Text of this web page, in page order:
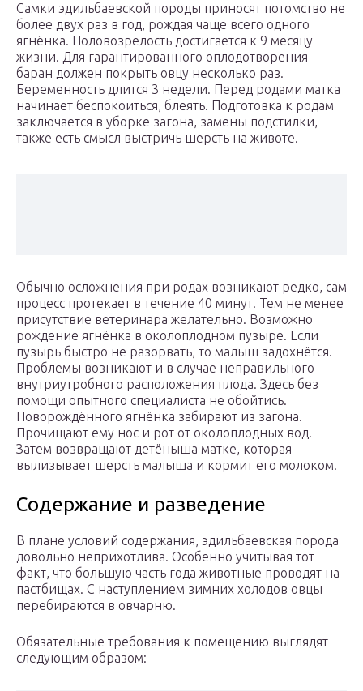
Самки эдильбаевской породы приносят потомство не
более двух раз в год, рождая чаще всего одного
ягнёнка. Половозрелость достигается к 9 месяцу
жизни. Для гарантированного оплодотворения
баран должен покрыть овцу несколько раз.
Беременность длится 3 недели. Перед родами матка
начинает беспокоиться, блеять. Подготовка к родам
заключается в уборке загона, замены подстилки,
также есть смысл выстричь шерсть на животе.
Обычно осложнения при родах возникают редко, сам
процесс протекает в течение 40 минут. Тем не менее
присутствие ветеринара желательно. Возможно
рождение ягнёнка в околоплодном пузыре. Если
пузырь быстро не разорвать, то малыш задохнётся.
Проблемы возникают и в случае неправильного
внутриутробного расположения плода. Здесь без
помощи опытного специалиста не обойтись.
Новорождённого ягнёнка забирают из загона.
Прочищают ему нос и рот от околоплодных вод.
Затем возвращают детёныша матке, которая
вылизывает шерсть малыша и кормит его молоком.
Содержание и разведение
В плане условий содержания, эдильбаевская порода
довольно неприхотлива. Особенно учитывая тот
факт, что большую часть года животные проводят на
пастбищах. С наступлением зимних холодов овцы
перебираются в овчарню.
Обязательные требования к помещению выглядят
следующим образом: